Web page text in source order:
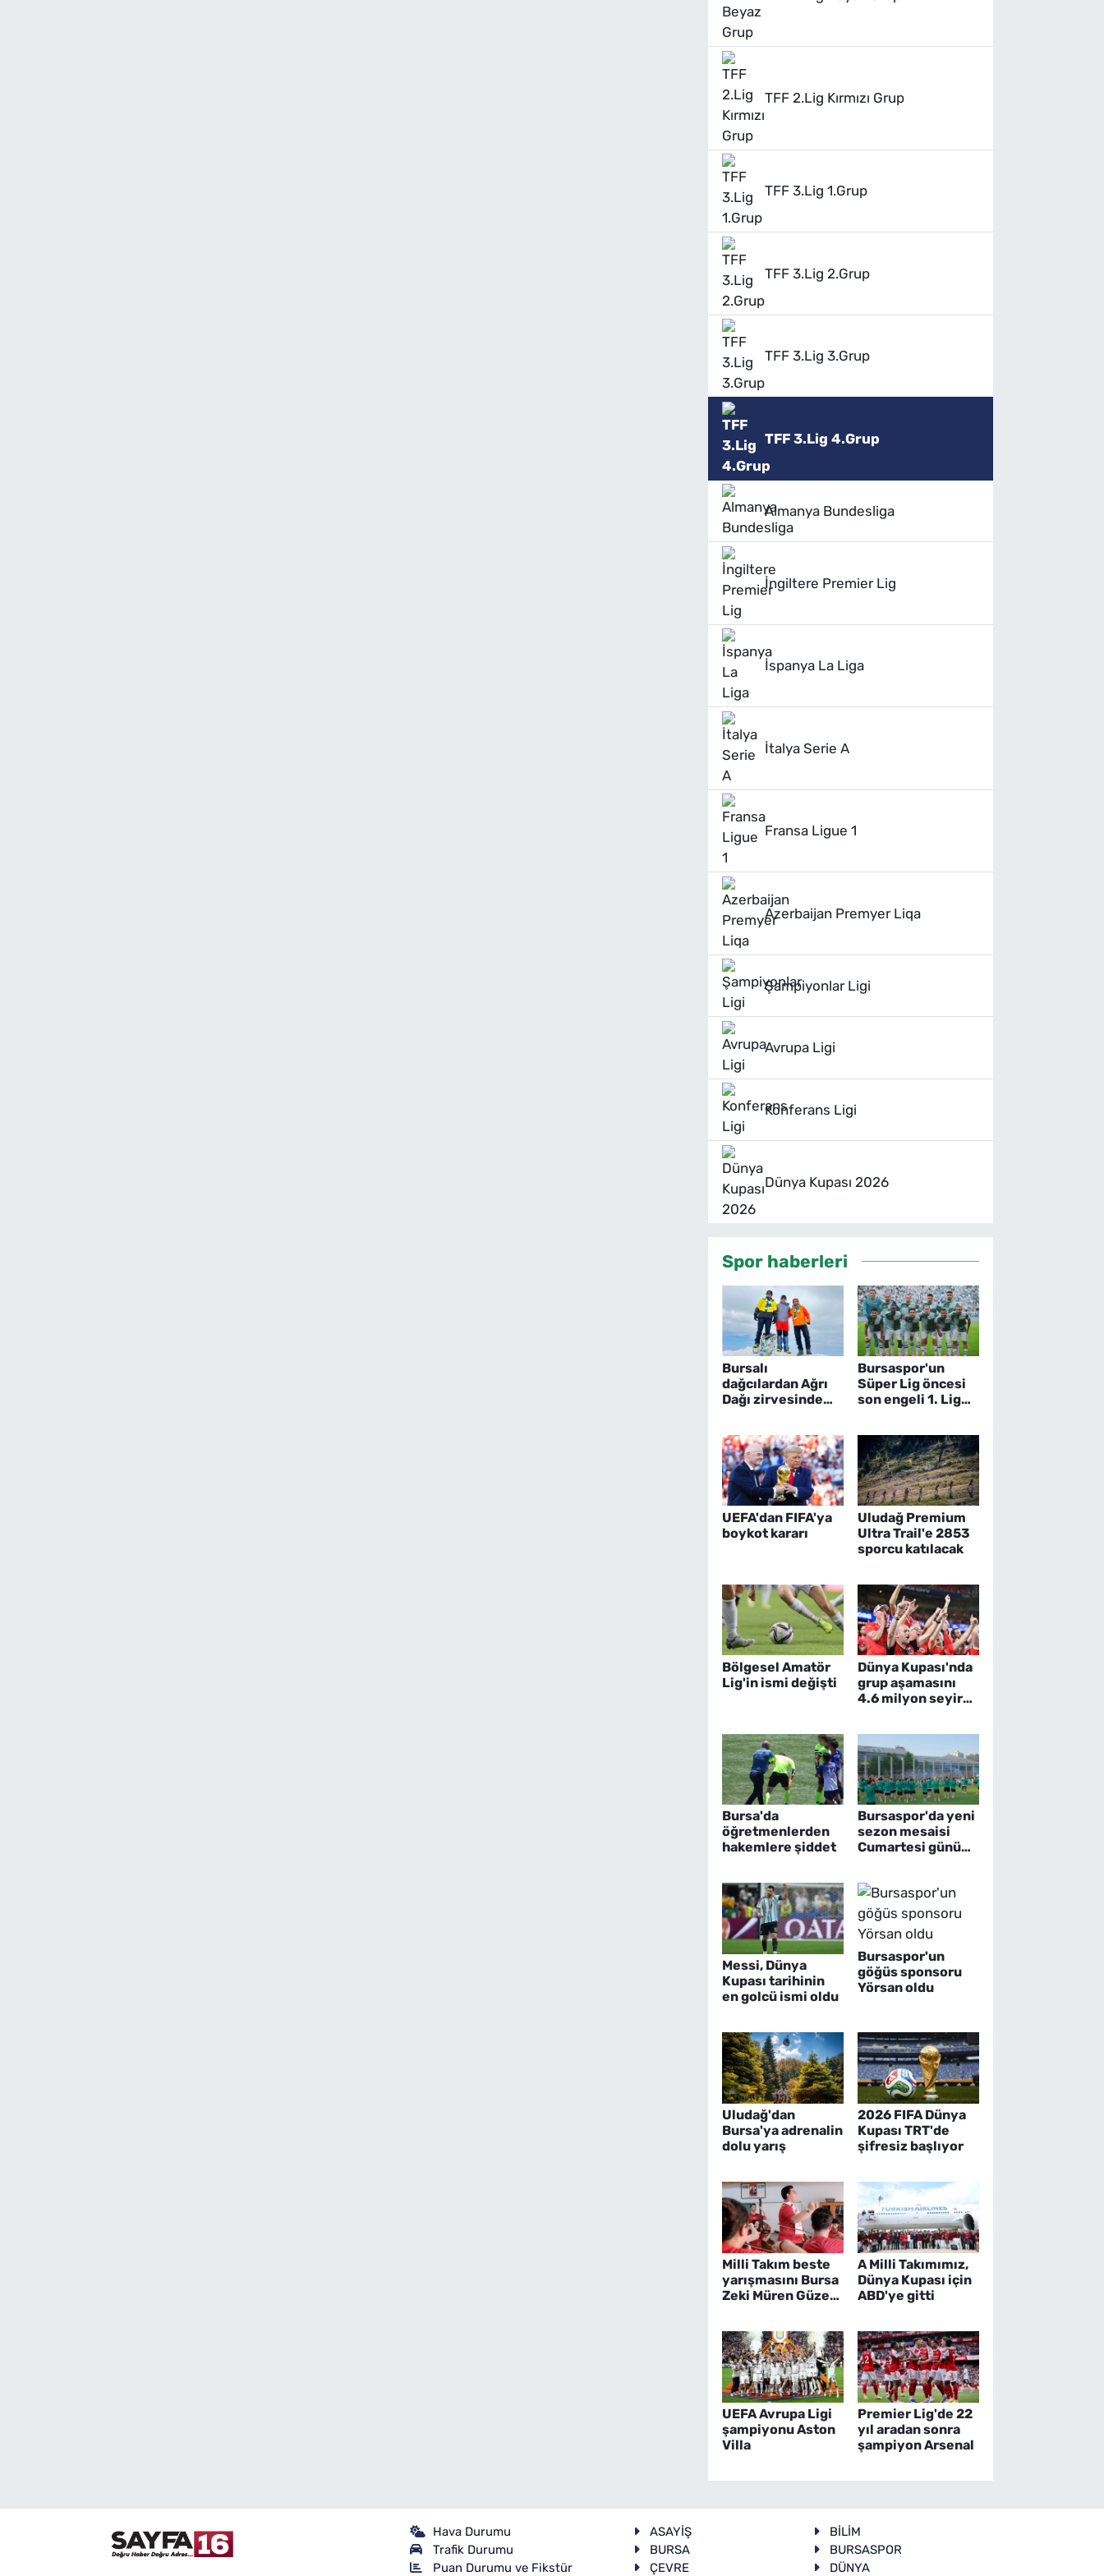
TFF 2.Lig Kırmızı Grup
TFF 3.Lig 1.Grup
TFF 3.Lig 2.Grup
TFF 3.Lig 3.Grup
TFF 3.Lig 4.Grup
Almanya Bundesliga
İngiltere Premier Lig
İspanya La Liga
İtalya Serie A
Fransa Ligue 1
Azerbaijan Premyer Liqa
Şampiyonlar Ligi
Avrupa Ligi
Konferans Ligi
Dünya Kupası 2026
Spor haberleri
Bursalı
dağcılardan Ağrı
Dağı zirvesinde
Bursaspor'un
Süper Lig öncesi
son engeli 1. Lig
UEFA'dan FIFA'ya
boykot kararı
Uludağ Premium
Ultra Trail'e 2853
sporcu katılacak
Bölgesel Amatör
Lig'in ismi değişti
Dünya Kupası'nda
grup aşamasını
4.6 milyon seyirci
Bursa'da
öğretmenlerden
hakemlere şiddet
Bursaspor'da yeni
sezon mesaisi
Cumartesi günü
Messi, Dünya
Kupası tarihinin
en golcü ismi oldu
Bursaspor'un
göğüs sponsoru
Yörsan oldu
Uludağ'dan
Bursa'ya adrenalin
dolu yarış
2026 FIFA Dünya
Kupası TRT'de
şifresiz başlıyor
Milli Takım beste
yarışmasını Bursa
Zeki Müren Güzel
A Milli Takımımız,
Dünya Kupası için
ABD'ye gitti
UEFA Avrupa Ligi
şampiyonu Aston
Villa
Premier Lig'de 22
yıl aradan sonra
şampiyon Arsenal
Hava Durumu
Trafik Durumu
Puan Durumu ve Fikstür
ASAYİŞ
BİLİM
BURSA
BURSASPOR
ÇEVRE
DÜNYA